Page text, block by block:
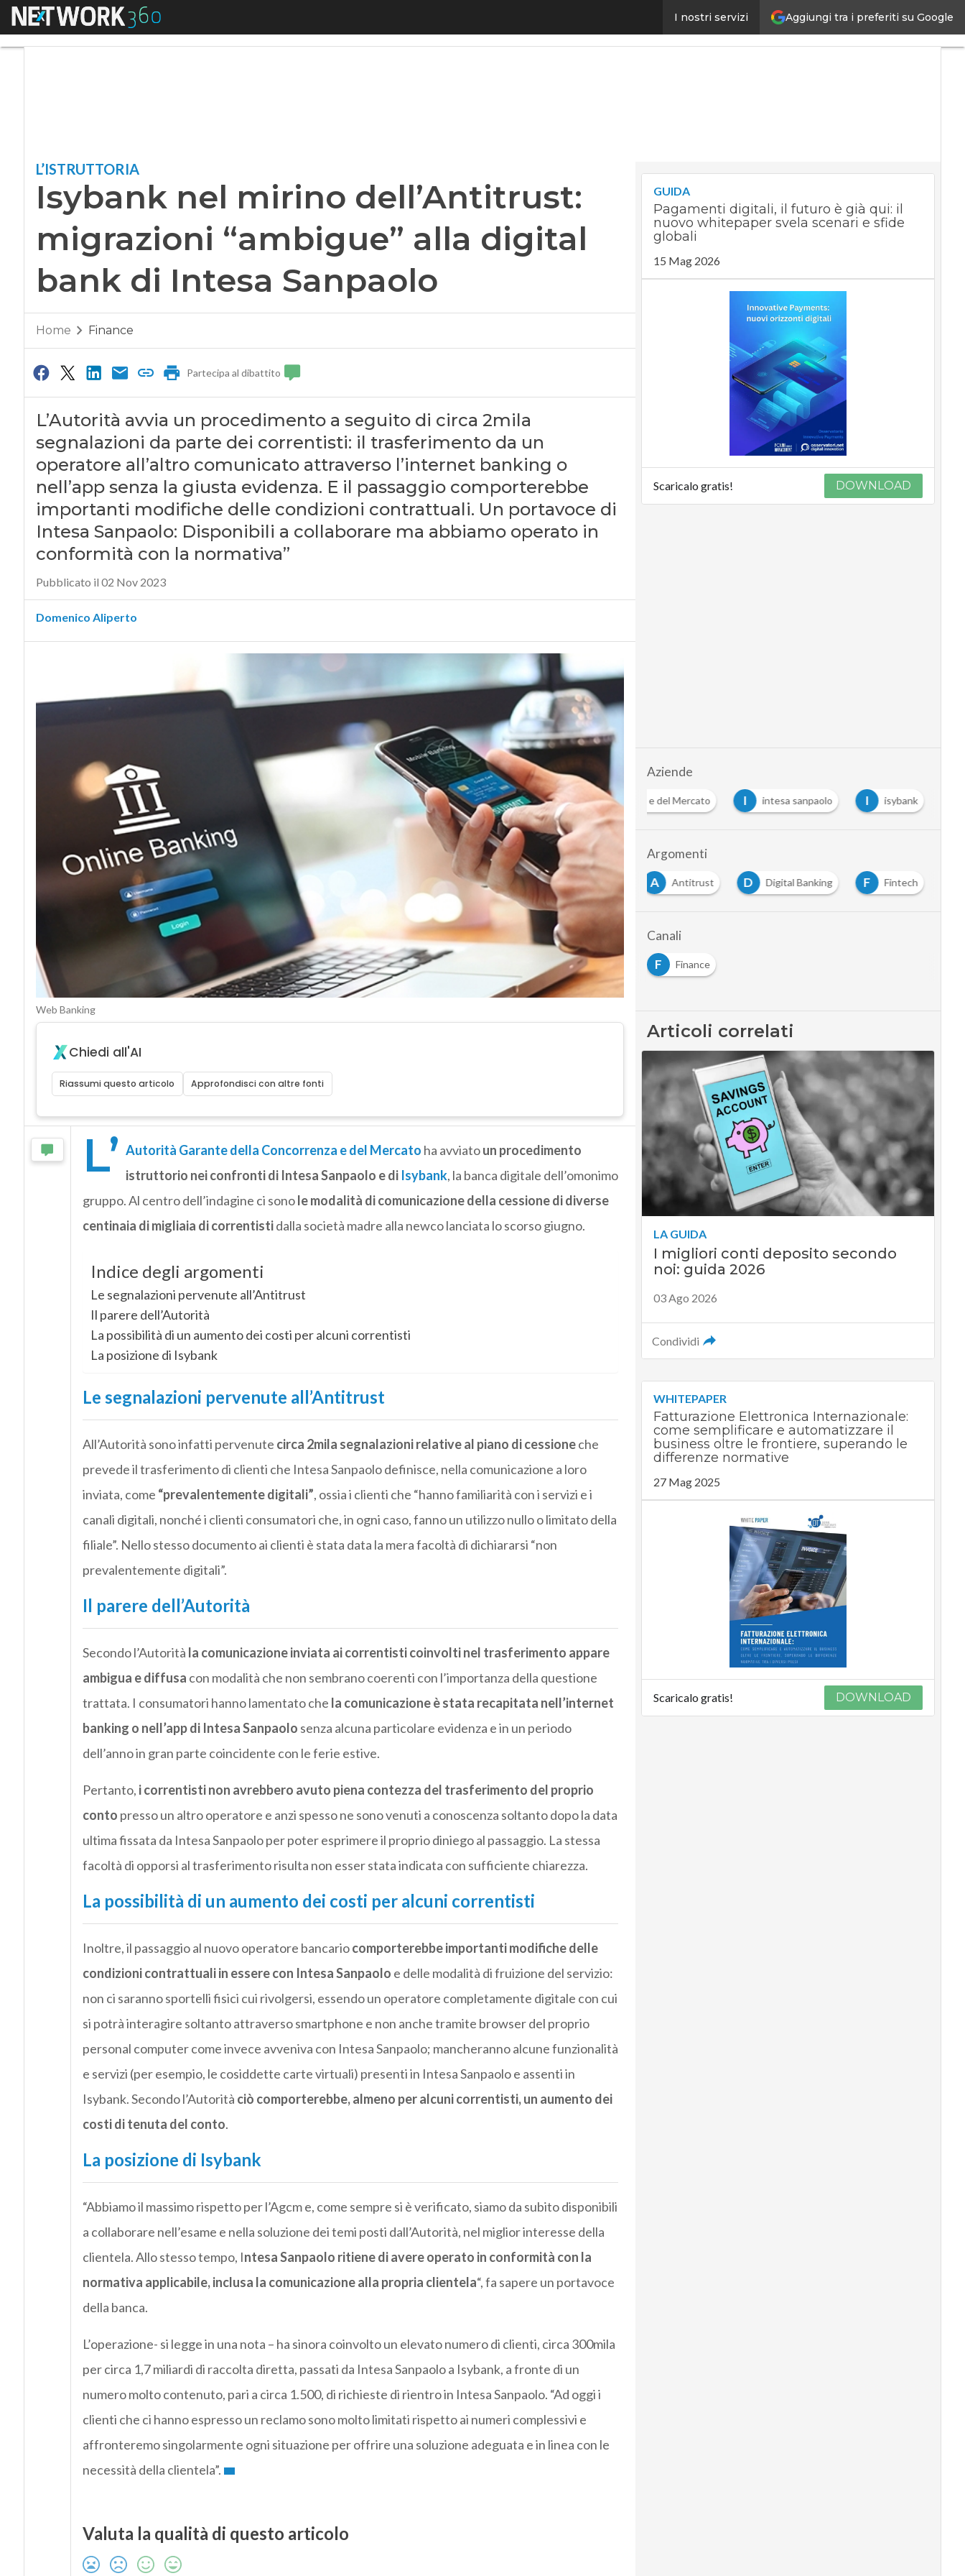
Aggiungi tra i preferiti su Google
I nostri servizi
Menu Isybank nel mirino dell’Antitrust: migrazioni “ambigue” alla digital bank di Intesa SanpaoloUltimi
articoli
Digital
artificiale
Videointerviste
Podcast
Privacy
L’ISTRUTTORIA
Isybank nel mirino dell’Antitrust:
migrazioni “ambigue” alla digital
bank di Intesa Sanpaolo
Home Finance
Partecipa al dibattito
L’Autorità avvia un procedimento a seguito di circa 2mila
segnalazioni da parte dei correntisti: il trasferimento da un
operatore all’altro comunicato attraverso l’internet banking o
nell’app senza la giusta evidenza. E il passaggio comporterebbe
importanti modifiche delle condizioni contrattuali. Un portavoce di
Intesa Sanpaolo: Disponibili a collaborare ma abbiamo operato in
conformità con la normativa”
Pubblicato il 02 Nov 2023
Domenico Aliperto
Web Banking
Chiedi all'AI
Riassumi questo articolo Approfondisci con altre fonti
L’ Autorità Garante della Concorrenza e del Mercato ha avviatoun procedimento
istruttorio nei confronti di Intesa Sanpaolo e di Isybank, la banca digitale dell’omonimo
gruppo. Al centro dell’indagine ci sonole modalità di comunicazione della cessione di diverse
centinaia di migliaia di correntistidalla società madre alla newco lanciata lo scorso giugno.
Indice degli argomenti
Le segnalazioni pervenute all’Antitrust
Il parere dell’Autorità
La possibilità di un aumento dei costi per alcuni correntisti
La posizione di Isybank
Le segnalazioni pervenute all’Antitrust
All’Autorità sono infatti pervenute circa 2mila segnalazioni relative al piano di cessioneche
prevede il trasferimento di clienti che Intesa Sanpaolo definisce, nella comunicazione a loro
inviata, come “prevalentemente digitali”, ossia i clienti che “hanno familiarità con i servizi e i
canali digitali, nonché i clienti consumatori che, in ogni caso, fanno un utilizzo nullo o limitato della
filiale”. Nello stesso documento ai clienti è stata data la mera facoltà di dichiararsi “non
prevalentemente digitali”.
Il parere dell’Autorità
Secondo l’Autorità la comunicazione inviata ai correntisti coinvolti nel trasferimento appare
ambigua e diffusa con modalità che non sembrano coerenti con l’importanza della questione
trattata. I consumatori hanno lamentato che la comunicazione è stata recapitata nell’internet
banking o nell’app di Intesa Sanpaolo senza alcuna particolare evidenza e in un periodo
dell’anno in gran parte coincidente con le ferie estive.
Pertanto, i correntisti non avrebbero avuto piena contezza del trasferimento del proprio
conto presso un altro operatore e anzi spesso ne sono venuti a conoscenza soltanto dopo la data
ultima fissata da Intesa Sanpaolo per poter esprimere il proprio diniego al passaggio. La stessa
facoltà di opporsi al trasferimento risulta non esser stata indicata con sufficiente chiarezza.
La possibilità di un aumento dei costi per alcuni correntisti
Inoltre, il passaggio al nuovo operatore bancariocomporterebbe importanti modifiche delle
condizioni contrattuali in essere con Intesa Sanpaolo e delle modalità di fruizione del servizio:
non ci saranno sportelli fisici cui rivolgersi, essendo un operatore completamente digitale con cui
si potrà interagire soltanto attraverso smartphone e non anche tramite browser del proprio
personal computer come invece avveniva con Intesa Sanpaolo; mancheranno alcune funzionalità
e servizi (per esempio, le cosiddette carte virtuali) presenti in Intesa Sanpaolo e assenti in
Isybank. Secondo l’Autorità ciò comporterebbe, almeno per alcuni correntisti, un aumento dei
costi di tenuta del conto.
La posizione di Isybank
“Abbiamo il massimo rispetto per l’Agcm e, come sempre si è verificato, siamo da subito disponibili
a collaborare nell’esame e nella soluzione dei temi posti dall’Autorità, nel miglior interesse della
clientela. Allo stesso tempo, Intesa Sanpaolo ritiene di avere operato in conformità con la
normativa applicabile, inclusa la comunicazione alla propria clientela“, fa sapere un portavoce
della banca.
L’operazione- si legge in una nota – ha sinora coinvolto un elevato numero di clienti, circa 300mila
per circa 1,7 miliardi di raccolta diretta, passati da Intesa Sanpaolo a Isybank, a fronte di un
numero molto contenuto, pari a circa 1.500, di richieste di rientro in Intesa Sanpaolo. “Ad oggi i
clienti che ci hanno espresso un reclamo sono molto limitati rispetto ai numeri complessivi e
affronteremo singolarmente ogni situazione per offrire una soluzione adeguata e in linea con le
necessità della clientela”.
Valuta la qualità di questo articolo
GUIDA
Pagamenti digitali, il futuro è già qui: il
nuovo whitepaper svela scenari e sfide
globali
15 Mag 2026
Scaricalo gratis! DOWNLOAD
Aziende
A
Autorità Garante della Concorrenza e del Mercato I intesa sanpaolo I isybank
Argomenti
A
Antitrust D Digital Banking F Fintech
Canali
F
Finance
Articoli correlati
LA GUIDA
I migliori conti deposito secondo
noi: guida 2026
03 Ago 2026
Condividi
WHITEPAPER
Fatturazione Elettronica Internazionale:
come semplificare e automatizzare il
business oltre le frontiere, superando le
differenze normative
27 Mag 2025
Scaricalo gratis! DOWNLOAD